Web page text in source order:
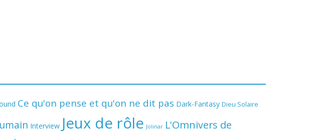
Ce qu'on pense et qu'on ne dit pas Dark-Fantasy Dieu Solaire
Interview Jeux de rôle Jolinar L'Omnivers de